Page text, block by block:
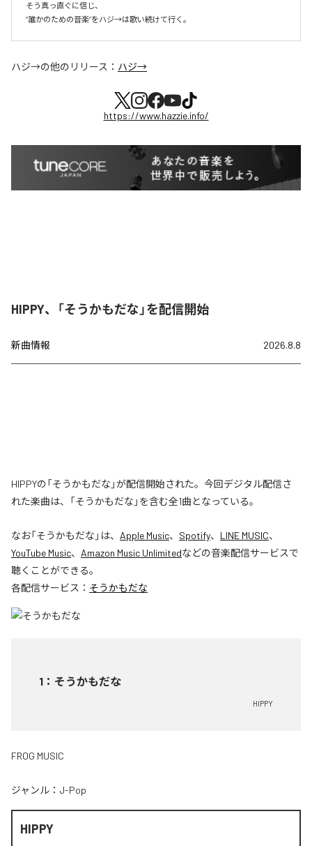
そう真っ直ぐに信じ、
ハジ→の他のリリース： ハジ→
https://www.hazzie.info/
HIPPY、「そうかもだな」を配信開始
新曲情報 2026.8.8
HIPPYの「そうかもだな」が配信開始された。今回デジタル配信さ
れた楽曲は、「そうかもだな」を含む全1曲となっている。
なお「そうかもだな 」は、 Apple Music、 Spotify、 LINE MUSIC、
YouTube Music、 Amazon Music Unlimitedなどの音楽配信サービスで
聴くことができる。
各配信サービス： そうかもだな
1 ： そうかもだな
HIPPY
FROG MUSIC
ジャンル： J-Pop
HIPPY